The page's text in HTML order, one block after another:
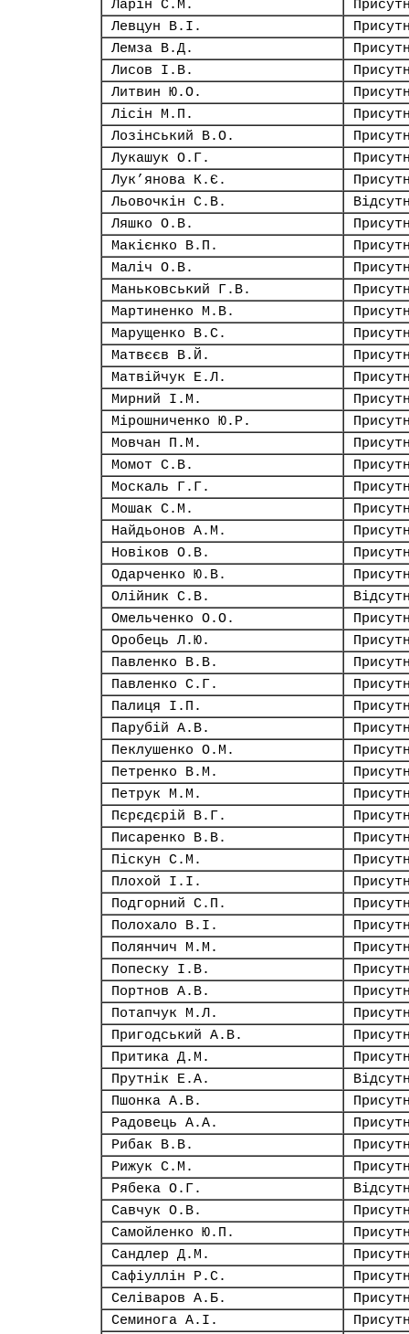
Ларін С.М.
Левцун В.І.
Лемза В.Д.
Лисов І.В.
Литвин Ю.О.
Лісін М.П.
Лозінський В.О.
Лукашук О.Г.
Лук’янова К.Є.
Льовочкін С.В.
Ляшко О.В.
Макієнко В.П.
Маліч О.В.
Маньковський Г.В.
Мартиненко М.В.
Марущенко В.С.
Матвєєв В.Й.
Матвійчук Е.Л.
Мирний І.М.
Мірошниченко Ю.Р.
Мовчан П.М.
Момот С.В.
Москаль Г.Г.
Мошак С.М.
Найдьонов А.М.
Новіков О.В.
Одарченко Ю.В.
Олійник С.В.
Омельченко О.О.
Оробець Л.Ю.
Павленко В.В.
Павленко С.Г.
Палиця І.П.
Парубій А.В.
Пеклушенко О.М.
Петренко В.М.
Петрук М.М.
Пєрєдєрій В.Г.
Писаренко В.В.
Піскун С.М.
Плохой І.І.
Подгорний С.П.
Полохало В.І.
Полянчич М.М.
Попеску І.В.
Портнов А.В.
Потапчук М.Л.
Пригодський А.В.
Притика Д.М.
Прутнік Е.А.
Пшонка А.В.
Радовець А.А.
Рибак В.В.
Рижук С.М.
Рябека О.Г.
Савчук О.В.
Самойленко Ю.П.
Сандлер Д.М.
Сафіуллін Р.С.
Селіваров А.Б.
Семинога А.І.